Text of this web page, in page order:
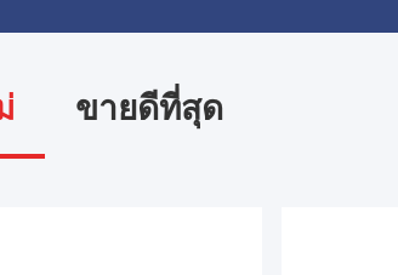
ขายดีที่สุด